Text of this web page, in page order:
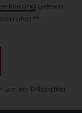
gelesen
um ein Pflichtfeld.